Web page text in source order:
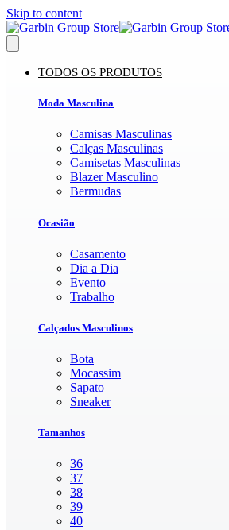
Skip to content
TODOS OS PRODUTOS
Moda Masculina
Camisas Masculinas
Calças Masculinas
Camisetas Masculinas
Blazer Masculino
Bermudas
Ocasião
Casamento
Dia a Dia
Evento
Trabalho
Calçados Masculinos
Bota
Mocassim
Sapato
Sneaker
Tamanhos
36
37
38
39
40